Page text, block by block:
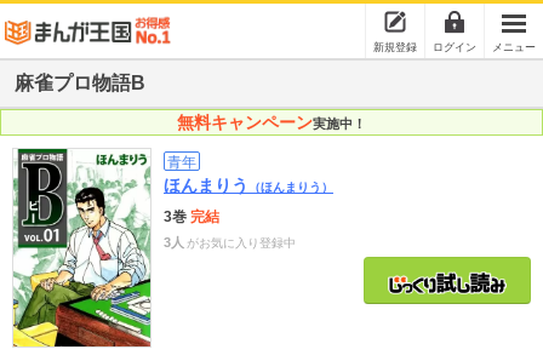
新規登録 ログイン メニュー
麻雀プロ物語B
無料キャンペーン実施中！
青年
ほんまりう （ほんまりう）
3巻 完結
3人 がお気に入り登録中